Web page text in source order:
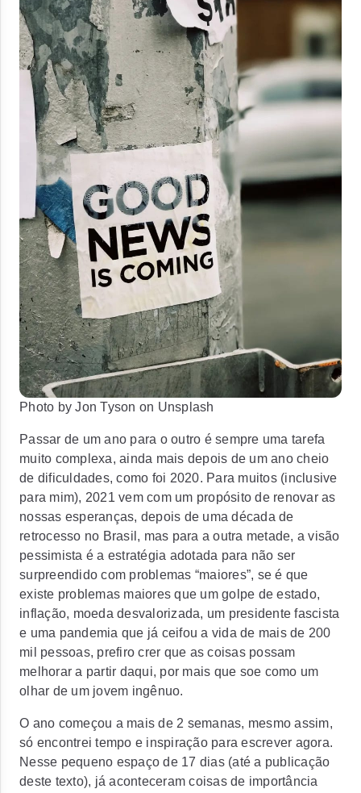
Photo by Jon Tyson on Unsplash
Passar de um ano para o outro é sempre uma tarefa
muito complexa, ainda mais depois de um ano cheio
de dificuldades, como foi 2020. Para muitos (inclusive
para mim), 2021 vem com um propósito de renovar as
nossas esperanças, depois de uma década de
retrocesso no Brasil, mas para a outra metade, a visão
pessimista é a estratégia adotada para não ser
surpreendido com problemas “maiores”, se é que
existe problemas maiores que um golpe de estado,
inflação, moeda desvalorizada, um presidente fascista
e uma pandemia que já ceifou a vida de mais de 200
mil pessoas, prefiro crer que as coisas possam
melhorar a partir daqui, por mais que soe como um
olhar de um jovem ingênuo.
O ano começou a mais de 2 semanas, mesmo assim,
só encontrei tempo e inspiração para escrever agora.
Nesse pequeno espaço de 17 dias (até a publicação
deste texto), já aconteceram coisas de importância